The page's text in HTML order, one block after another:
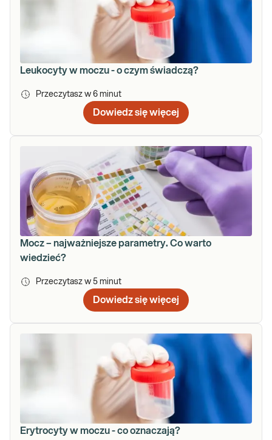
Leukocyty w moczu - o czym świadczą?
Przeczytasz w 6 minut
Dowiedz się więcej
Mocz – najważniejsze parametry. Co warto
wiedzieć?
Przeczytasz w 5 minut
Dowiedz się więcej
Erytrocyty w moczu - co oznaczają?